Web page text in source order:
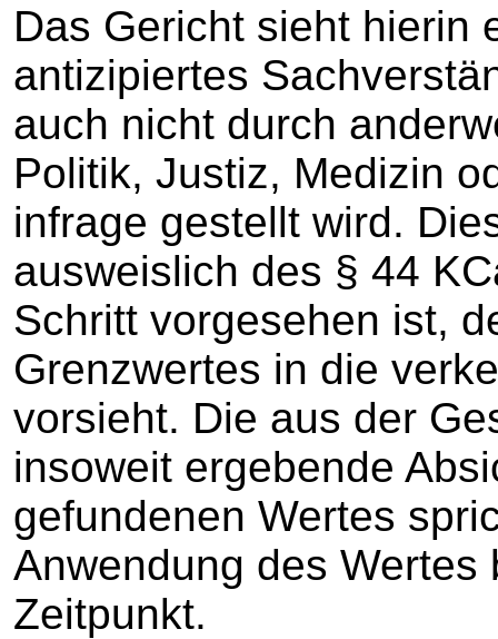
Das Gericht sieht hierin
antizipiertes
auch nicht durch
Politik, Justiz, Medizin
infrage gestellt wird.
ausweislich des § 44
Schritt vorgesehen ist,
Grenzwertes in die
vorsieht. Die aus der
insoweit ergebende
gefundenen Wertes
Anwendung des Wertes
Zeitpunkt.